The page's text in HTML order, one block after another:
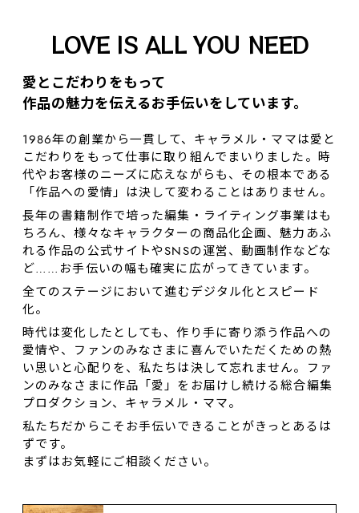
LOVE IS ALL YOU NEED
愛とこだわりをもって
作品の魅⼒を伝えるお⼿伝いをしています。
1986年の創業から一貫して、キャラメル・ママは愛と
こだわりをもって仕事に取り組んでまいりました。時
代やお客様のニーズに応えながらも、その根本である
「作品への愛情」は決して変わることはありません。
長年の書籍制作で培った編集・ライティング事業はも
ちろん、様々なキャラクターの商品化企画、魅力あふ
れる作品の公式サイトやSNSの運営、動画制作などな
ど……お⼿伝いの幅も確実に広がってきています。
全てのステージにおいて進むデジタル化とスピード
化。
時代は変化したとしても、作り⼿に寄り添う作品への
愛情や、ファンのみなさまに喜んでいただくための熱
い思いと心配りを、私たちは決して忘れません。ファ
ンのみなさまに作品「愛」をお届けし続ける総合編集
プロダクション、キャラメル・ママ。
私たちだからこそお手伝いできることがきっとあるは
ずです。
まずはお気軽にご相談ください。